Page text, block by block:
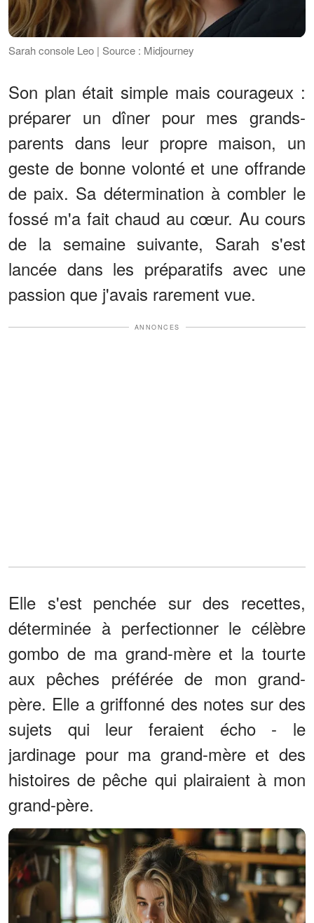
Sarah console Leo | Source : Midjourney
Son plan était simple mais courageux :
préparer un dîner pour mes grands-
parents dans leur propre maison, un
geste de bonne volonté et une offrande
de paix. Sa détermination à combler le
fossé m'a fait chaud au cœur. Au cours
de la semaine suivante, Sarah s'est
lancée dans les préparatifs avec une
passion que j'avais rarement vue.
ANNONCES
Elle s'est penchée sur des recettes,
déterminée à perfectionner le célèbre
gombo de ma grand-mère et la tourte
aux pêches préférée de mon grand-
père. Elle a griffonné des notes sur des
sujets qui leur feraient écho - le
jardinage pour ma grand-mère et des
histoires de pêche qui plairaient à mon
grand-père.